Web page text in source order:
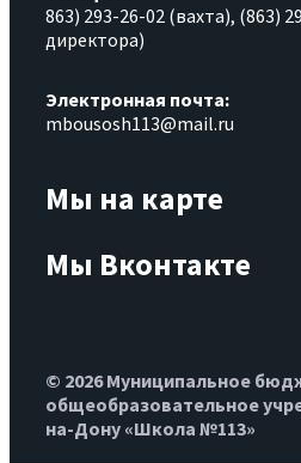
863) 293-26-02 (вахта), (863)
директора)
Электронная почта:
mbousosh113@mail.ru
Мы на карте
Мы Вконтакте
© 2026 Муниципальное
общеобразовательное
на-Дону «Школа №113»